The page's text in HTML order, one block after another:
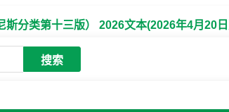
分类第十三版） 2026文本(2026年4月20
搜索